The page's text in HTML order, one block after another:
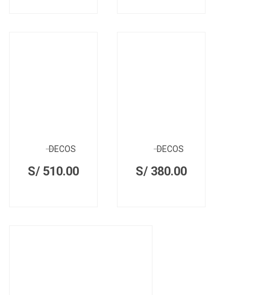
DECOS
S/ 510.00
DECOS
S/ 380.00